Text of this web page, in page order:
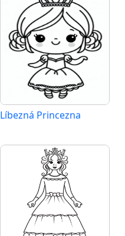
Líbezná Princezna